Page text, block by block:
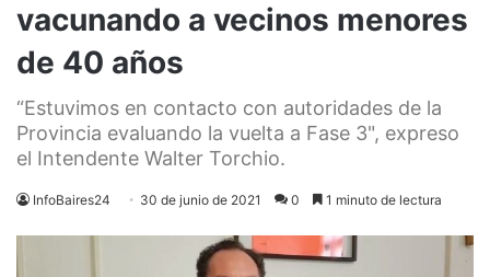
vacunando a vecinos menores
de 40 años
“Estuvimos en contacto con autoridades de la
Provincia evaluando la vuelta a Fase 3", expreso
el Intendente Walter Torchio.
InfoBaires24 30 de junio de 2021 0 1 minuto de lectura